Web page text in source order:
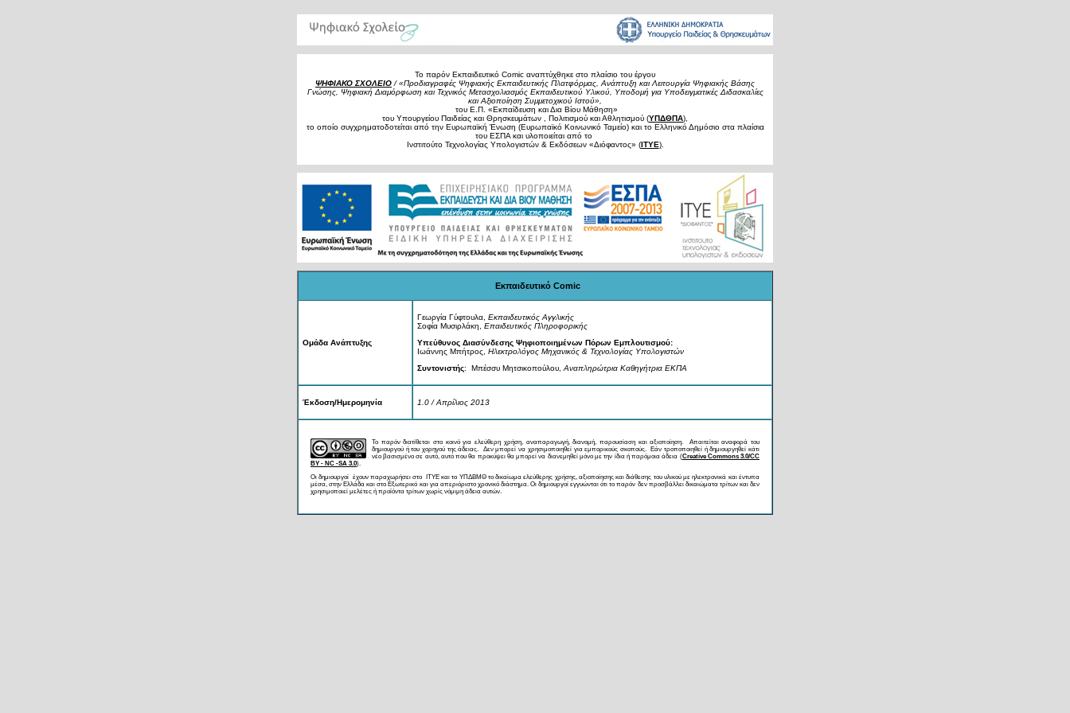
Το παρόν Εκπαιδευτικό Comic αναπτύχθηκε στο πλαίσιο του έργου
ΨΗΦΙΑΚΟ ΣΧΟΛΕΙΟ / «Προδιαγραφές Ψηφιακής Εκπαιδευτικής Πλατφόρμας, Ανάπτυξη και Λειτουργία Ψηφιακής Βάσης
Γνώσης, Ψηφιακή Διαμόρφωση και Τεχνικός Μετασχολιασμός Εκπαιδευτικού Υλικού, Υποδομή για Υποδειγματικές Διδασκαλίες
και Αξιοποίηση Συμμετοχικού Ιστού»,
του Ε.Π. «Εκπαίδευση και Δια Βίου Μάθηση»
του Υπουργείου Παιδείας και Θρησκευμάτων , Πολιτισμού και Αθλητισμού (ΥΠΔΘΠΑ),
το οποίο συγχρηματοδοτείται από την Ευρωπαϊκή Ένωση (Ευρωπαϊκό Κοινωνικό Ταμείο) και το Ελληνικό Δημόσιο στα πλαίσια
του ΕΣΠΑ και υλοποιείται από το
Ινστιτούτο Τεχνολογίας Υπολογιστών & Εκδόσεων «Διόφαντος» (ΙΤΥΕ).
Εκπαιδευτικό Comic
Ομάδα Aνάπτυξης
Γεωργία Γύφτουλα, Εκπαιδευτικός Αγγλικής
Σοφία Μυσιρλάκη, Επαιδευτικός Πληροφορικής
Υπεύθυνος Διασύνδεσης Ψηφιοποιημένων Πόρων Εμπλουτισμού:
Ιωάννης Μπήτρος, Ηλεκτρολόγος Μηχανικός & Τεχνολογίας Υπολογιστών
Συντονιστής: Μπέσσυ Μητσικοπούλου, Αναπληρώτρια Καθηγήτρια ΕΚΠΑ
Έκδοση/Ημερομηνία 1.0 / Απρίλιος 2013
Το παρόν διατίθεται στο κοινό για ελεύθερη χρήση, αναπαραγωγή, διανομή, παρουσίαση και αξιοποίηση. Απαιτείται αναφορά του
δημιουργού ή του χορηγού της άδειας. Δεν μπορεί να χρησιμοποιηθεί για εμπορικούς σκοπούς. Εάν τροποποιηθεί ή δημιουργηθεί κάτι
νέο βασισμένο σε αυτό, αυτό που θα προκύψει θα μπορεί να διανεμηθεί μόνο με την ίδια ή παρόμοια άδεια (Creative Commons 3.0/CC
BY - NC -SA 3.0).
Οι δημιουργοί έχουν παραχωρήσει στο ΙΤΥΕ και το ΥΠΔΒΜΘ το δικαίωμα ελεύθερης χρήσης, αξιοποίησης και διάθεσης του υλικού με ηλεκτρονικά και έντυπα
μέσα, στην Ελλάδα και στο Εξωτερικό και για απεριόριστο χρονικό διάστημα. Οι δημιουργοί εγγυώνται ότι το παρόν δεν προσβάλλει δικαιώματα τρίτων και δεν
χρησιμοποιεί μελέτες ή προϊόντα τρίτων χωρίς νόμιμη άδεια αυτών.